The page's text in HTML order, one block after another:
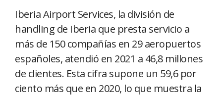
Iberia Airport Services, la división de
handling de Iberia que presta servicio a
más de 150 compañías en 29 aeropuertos
españoles, atendió en 2021 a 46,8 millones
de clientes. Esta cifra supone un 59,6 por
ciento más que en 2020, lo que muestra la